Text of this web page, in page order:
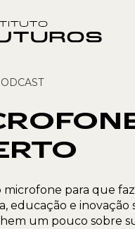
microfone para que
educação e inovação
um pouco sobre